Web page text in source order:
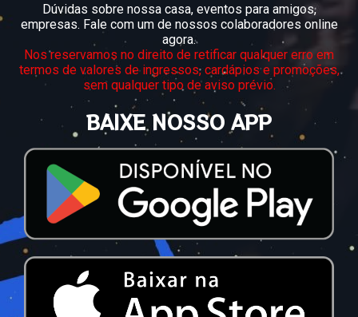
Dúvidas sobre nossa casa, eventos para amigos,
empresas. Fale com um de nossos colaboradores online
agora.
Nos reservamos no direito de retificar qualquer erro em
termos de valores de ingressos, cardápios e promoções,
sem qualquer tipo de aviso prévio.
BAIXE NOSSO APP